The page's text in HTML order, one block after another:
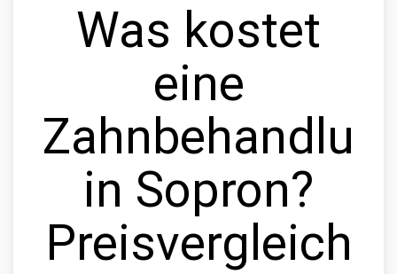
Was kostet
eine
in Sopron?
Preisvergleich